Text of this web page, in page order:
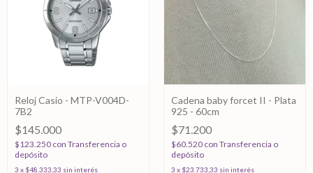
Reloj Casio - MTP-V004D-
7B2
$145.000
$123.250 con Transferencia o
depósito
3 x $48.333,33 sin interés
Cadena baby forcet II - Plata
925 - 60cm
$71.200
$60.520 con Transferencia o
depósito
3 x $23.733,33 sin interés